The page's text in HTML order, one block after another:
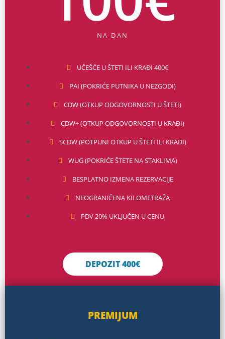
NA DAN
UČEŠĆE U ŠTETI ILI KRAĐI 400€
PAI (POKRIĆE PUTNIKA U NEZGODI)
CDW (OTKUP ODGOVORNOSTI U ŠTETI)
CDW+ (OTKUP ODGOVORNOSTI U KRAĐI)
SCDW (POTPUNI OTKUP U ŠTETI ILI KRAĐI)
WUG (POKRIĆE ŠTETE NA STAKLIMA)
BESPLATNO IZMENA REZERVACIJE
NEOGRANIČENA KILOMETRAŽA
PDV 20% UKLJUČEN U CENU
DEPOZIT 400€
PREMIJUM